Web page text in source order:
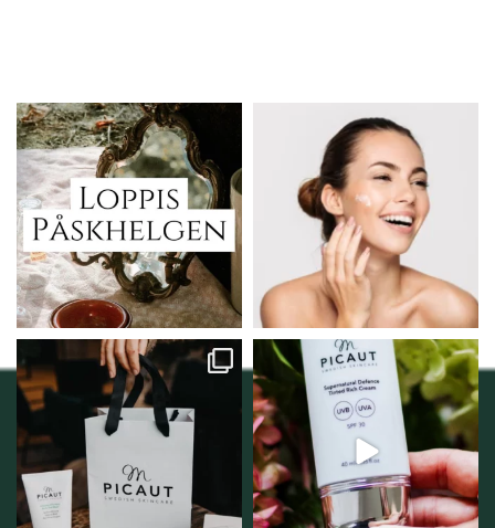
Vi skall ha loppis!
I Vellnez anda;...
6 0
Behandlingserbjudande
februari-mars!
Vi...
0
Vellnez – din
samlingsplats för
personlig handel i
12 0
Njut av solens härliga
strålar men skydda dig...
12 1